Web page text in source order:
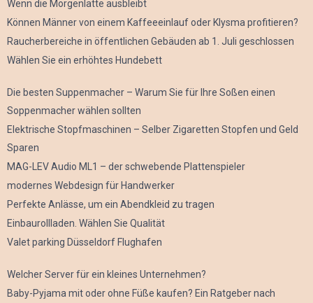
Wenn die Morgenlatte ausbleibt
Können Männer von einem Kaffeeeinlauf oder Klysma profitieren?
Raucherbereiche in öffentlichen Gebäuden ab 1. Juli geschlossen
Wählen Sie ein erhöhtes Hundebett
Die besten Suppenmacher – Warum Sie für Ihre Soßen einen
Soppenmacher wählen sollten
Elektrische Stopfmaschinen – Selber Zigaretten Stopfen und Geld
Sparen
MAG-LEV Audio ML1 – der schwebende Plattenspieler
modernes Webdesign für Handwerker
Perfekte Anlässe, um ein Abendkleid zu tragen
Einbaurollladen. Wählen Sie Qualität
Valet parking Düsseldorf Flughafen
Welcher Server für ein kleines Unternehmen?
Baby-Pyjama mit oder ohne Füße kaufen? Ein Ratgeber nach